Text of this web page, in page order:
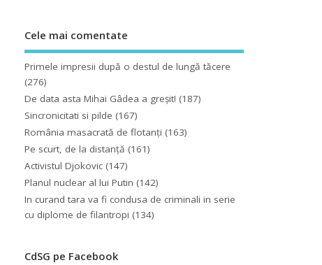
Cele mai comentate
Primele impresii după o destul de lungă tăcere
(276)
De data asta Mihai Gâdea a greşit! (187)
Sincronicitati si pilde (167)
România masacrată de flotanţi (163)
Pe scurt, de la distanță (161)
Activistul Djokovic (147)
Planul nuclear al lui Putin (142)
In curand tara va fi condusa de criminali in serie
cu diplome de filantropi (134)
CdSG pe Facebook